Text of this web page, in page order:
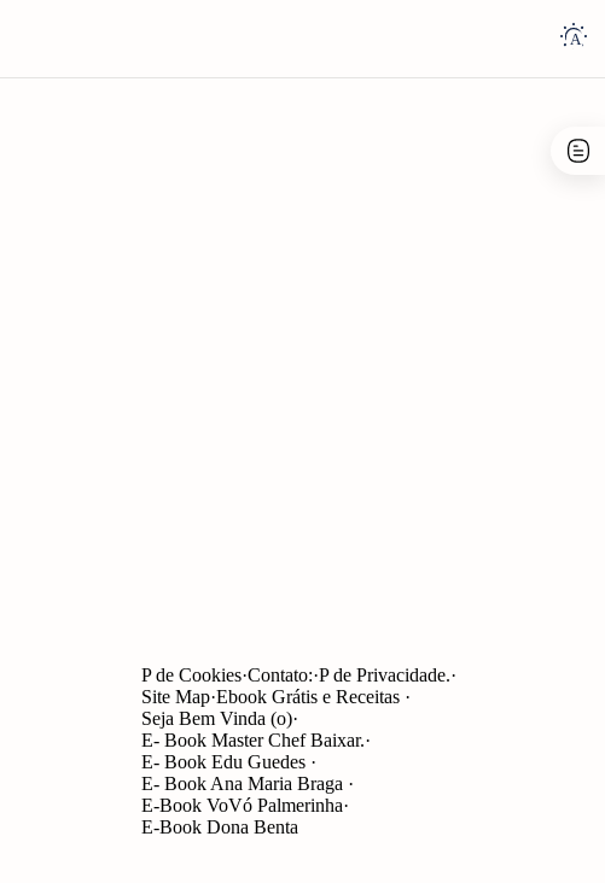
P de Cookies Contato: P de Privacidade.
Site Map Ebook Grátis e Receitas
Seja Bem Vinda (o)
E- Book Master Chef Baixar.
E- Book Edu Guedes
E- Book Ana Maria Braga
E-Book VoVó Palmerinha
E-Book Dona Benta